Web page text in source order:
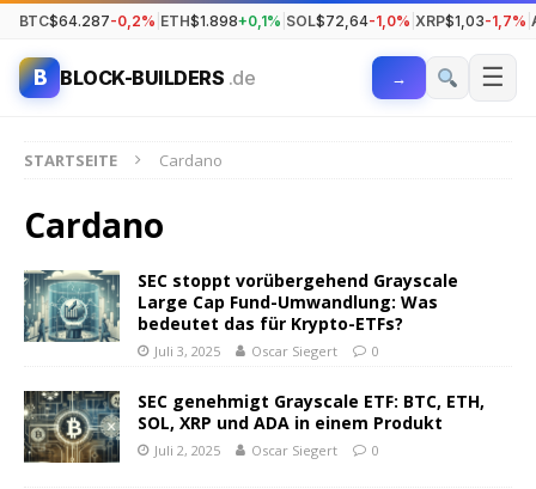
BTC$64.287-0,2% ETH$1.898+0,1% SOL$72,64-1,0% XRP$1,03-1,7%
B BLOCK-BUILDERS .de → ☰
STARTSEITE Cardano
Cardano
SEC stoppt vorübergehend Grayscale
Large Cap Fund-Umwandlung: Was
bedeutet das für Krypto-ETFs?
Juli 3, 2025 Oscar Siegert 0
SEC genehmigt Grayscale ETF: BTC, ETH,
SOL, XRP und ADA in einem Produkt
Juli 2, 2025 Oscar Siegert 0